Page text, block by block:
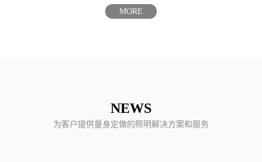
MORE
NEWS
为客户提供量身定做的照明解决方案和服务